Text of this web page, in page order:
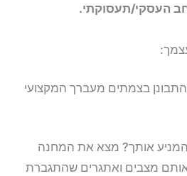
העסקי/תעסוקתי.
בצמתים מעברך המקצועי
אותך? מצא את המחנה
מצבים ואתגרים שהתגברת